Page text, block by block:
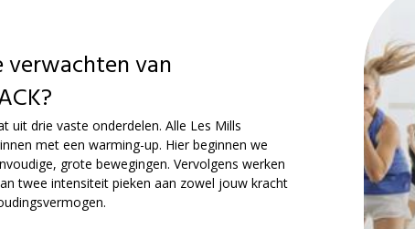
verwachten van
uit drie vaste onderdelen. Alle Les Mills
met een warming-up. Hier beginnen we
grote bewegingen. Vervolgens werken
twee intensiteit pieken aan zowel jouw kracht